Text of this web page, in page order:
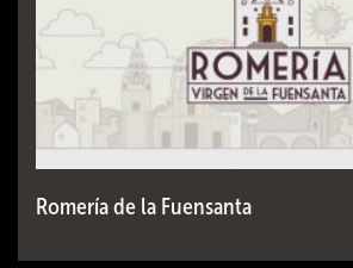
Romería de la Fuensanta